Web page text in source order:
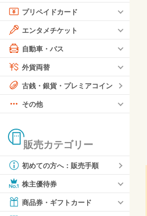
プリペイドカード
エンタメチケット
自動車・バス
外貨両替
古銭・銀貨・プレミアコイン
その他
販売カテゴリー
初めての方へ：販売手順
株主優待券
商品券・ギフトカード